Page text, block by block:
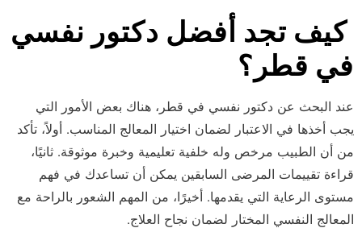
كيف تجد أفضل دكتور نفسي
في قطر؟
عند البحث عن دكتور نفسي في قطر، هناك بعض الأمور التي
يجب أخذها في الاعتبار لضمان اختيار المعالج المناسب. أولاً، تأكد
من أن الطبيب مرخص وله خلفية تعليمية وخبرة موثوقة. ثانيًا،
قراءة تقييمات المرضى السابقين يمكن أن تساعدك في فهم
مستوى الرعاية التي يقدمها. أخيرًا، من المهم الشعور بالراحة مع
المعالج النفسي المختار لضمان نجاح العلاج.